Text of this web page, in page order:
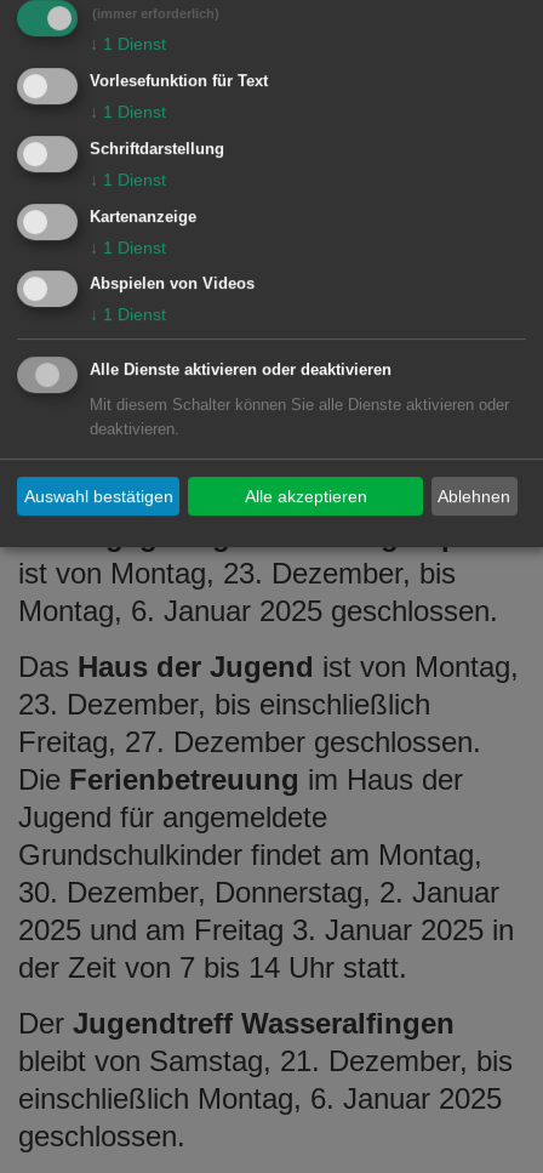
Dezember und Dienstag, 31. Dezember
geschlossen. Von Donnerstag, 26.
Dezember bis Montag, 30. Dezember
sowie von Mittwoch, 1. Januar 2025 bis
Montag, 6. Januar 2025 gelten die
regulären Öffnungszeiten, diese sind
unter www.kunstverein-aalen.de zu
finden.
Begegnungsstätte Bürgerspital,
Jugendhäuser und
Sozialberatungszentrum
ist von Montag, 23. Dezember, bis
Montag, 6. Januar 2025 geschlossen.
Das Haus der Jugend ist von Montag,
23. Dezember, bis einschließlich
Freitag, 27. Dezember geschlossen.
Die Ferienbetreuung im Haus der
Jugend für angemeldete
Grundschulkinder findet am Montag,
30. Dezember, Donnerstag, 2. Januar
2025 und am Freitag 3. Januar 2025 in
der Zeit von 7 bis 14 Uhr statt.
Der Jugendtreff Wasseralfingen
bleibt von Samstag, 21. Dezember, bis
einschließlich Montag, 6. Januar 2025
geschlossen.
(immer erforderlich)
↓ 1 Dienst
Vorlesefunktion für Text
↓ 1 Dienst
Schriftdarstellung
↓ 1 Dienst
Kartenanzeige
↓ 1 Dienst
Abspielen von Videos
↓ 1 Dienst
Alle Dienste aktivieren oder deaktivieren
Mit diesem Schalter können Sie alle Dienste aktivieren oder
deaktivieren.
Ablehnen
Auswahl bestätigen Alle akzeptieren